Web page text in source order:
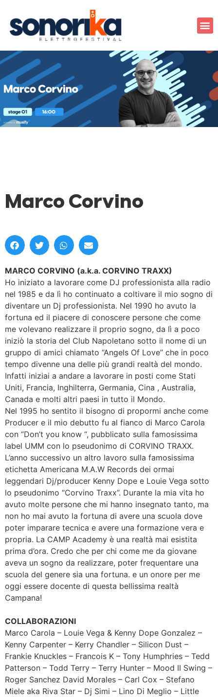
Marco Corvino
MARCO CORVINO (a.k.a. CORVINO TRAXX)
Ho iniziato a lavorare come DJ professionista alla radio
nel 1985 e da lì ho continuato a coltivare il mio sogno di
diventare un Dj professionista. Nel 1990 ho avuto la
fortuna ed il piacere di conoscere persone che come
me volevano realizzare il proprio sogno, da lì a poco
iniziò la storia del Club Napoletano sotto il nome di un
gruppo di amici chiamato “Angels Of Love” che in poco
tempo divenne una delle più grandi realtà del mondo.
Infatti iniziai a andare a lavorare in posti come Stati
Uniti, Francia, Inghilterra, Germania, Cina , Australia,
Canada e molti altri paesi in tutto il Mondo.
Nel 1995 ho sentito il bisogno di propormi anche come
Producer e il mio debutto fu al fianco di Marco Carola
con “Don’t you know “, pubblicato sulla famosissima
label UMM con lo pseudonimo di CORVINO TRAXX.
L’anno successivo un altro lavoro sulla famosissima
etichetta Americana M.A.W Records dei ormai
leggendari Dj/producer Kenny Dope e Louie Vega sotto
lo pseudonimo “Corvino Traxx”. Durante la mia vita ho
avuto molte persone che mi hanno insegnato tanto, ma
non ho mai avuto la fortuna di avere una scuola dove
poter imparare tecnica e avere una formazione vera e
propria. La CAMP Academy è una realtà mai esistita
prima d’ora. Credo che per chi come me da giovane
aveva un sogno da realizzare, poter frequentare una
scuola del genere sia una fortuna. e un onore per me
oggi essere docente di questa bellissima realtà
Campana!
COLLABORAZIONI
Marco Carola – Louie Vega & Kenny Dope Gonzalez –
Kenny Carpenter – Kerry Chandler – Silicon Dust –
Frankie Knuckles – Francois K – Tony Humphries – Tedd
Patterson – Todd Terry – Terry Hunter – Mood II Swing –
Roger Sanchez David Morales – Carl Cox – Stefano
Miele aka Riva Star – Dj Simi – Lino Di Meglio – Little